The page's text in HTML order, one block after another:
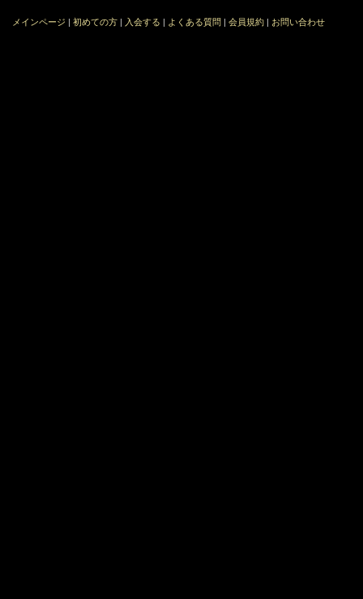
メインページ | 初めての方 | 入会する | よくある質問 | 会員規約 | お問い合わせ